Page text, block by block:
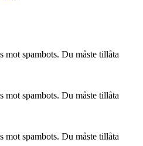
mot spambots. Du måste tillåta
mot spambots. Du måste tillåta
mot spambots. Du måste tillåta